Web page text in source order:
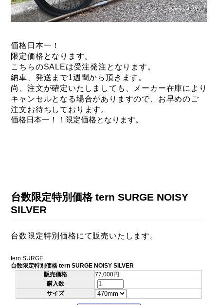
価格日本一！
限定価格となります。
こちらのSALEは受注発注となります。
納車、発送まで1週間から頂きます。
尚、注文が確定いたしましても、
メーカー在庫により
キャンセルとなる場合がありますので、 お早めのご
注文お待ちしております。
価格日本一！！限定価格となります。
台数限定特別価格 tern SURGE NOISY
SILVER
台数限定特別価格にて販売いたします。
tern SURGE
台数限定特別価格 tern SURGE NOISY SILVER
販売価格
77,000円
購入数
サイズ